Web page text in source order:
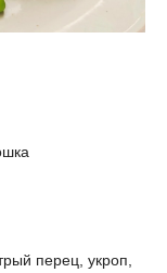
перец, укроп,